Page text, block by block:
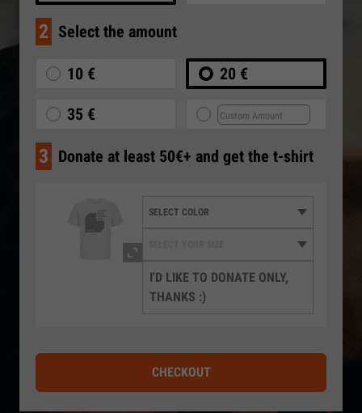
2 Select the amount
10 € 20 €
35 €
3 Donate at least 50€+ and get the t-shirt
I'D LIKE TO DONATE ONLY,
THANKS :)
CHECKOUT